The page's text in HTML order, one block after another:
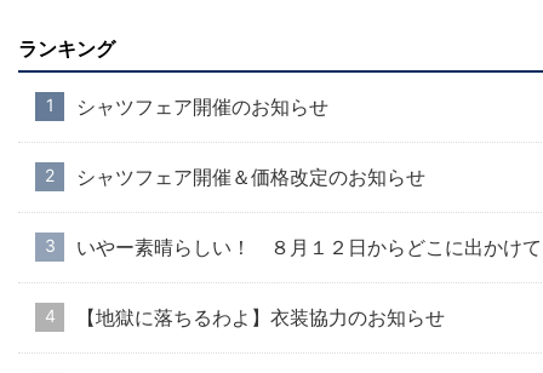
ランキング
シャツフェア開催のお知らせ
シャツフェア開催＆価格改定のお知らせ
いやー素晴らしい！ ８月１２日からどこに出かけ
【地獄に落ちるわよ】衣装協力のお知らせ